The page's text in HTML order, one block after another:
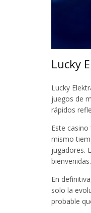
Lucky
Lucky
juegos de
rápidos
Este
mismo
jugadores.
bienvenidas.
En
solo la
probable